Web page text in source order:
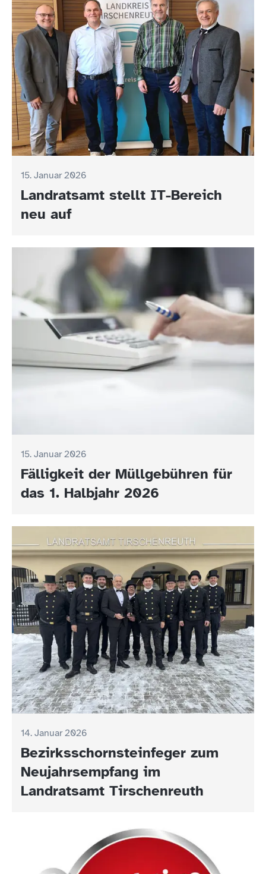
15. Januar 2026
Landratsamt stellt IT-Bereich
neu auf
15. Januar 2026
Fälligkeit der Müllgebühren für
das 1. Halbjahr 2026
14. Januar 2026
Bezirksschornsteinfeger zum
Neujahrsempfang im
Landratsamt Tirschenreuth